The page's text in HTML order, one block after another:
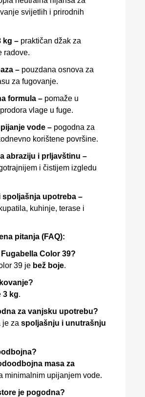
svijetlih i prirodnih
kg – praktičan džak za
radove.
– pouzdana osnova za
za fugovanje.
formula – pomaže u
vlage u fuge.
vode – pogodna za
korištene površine.
abraziju i prljavštinu –
i čistijem izgledu
spoljašnja upotreba –
kuhinje, terase i
pitanja (FAQ):
Color 39?
39 je bež boje.
3 kg.
za vanjsku upotrebu?
je za spoljašnju i unutrašnju
masa za
minimalnim upijanjem vode.
je pogodna?